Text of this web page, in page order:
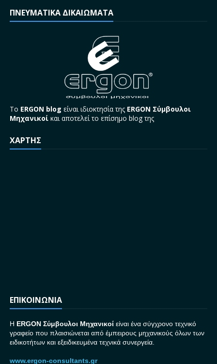
ΠΝΕΥΜΑΤΙΚΑ ΔΙΚΑΙΩΜΑΤΑ
Το ERGON blog είναι ιδιοκτησία της ERGON Σύμβουλοι
Μηχανικοί και αποτελεί το επίσημο blog της
ΧΑΡΤΗΣ
ΕΠΙΚΟΙΝΩΝΙΑ
H ERGON Σύμβουλοι Μηχανικοί είναι ένα σύγχρονο τεχνικό
γραφείο που πλαισιώνεται από έμπειρους μηχανικούς όλων των
ειδικοτήτων και εξειδικευμένα τεχνικά συνεργεία.
www.ergon-consultants.gr